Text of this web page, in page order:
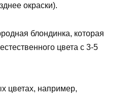
окраски).
блондинка, которая
цвета с 3-5
цветах, например,